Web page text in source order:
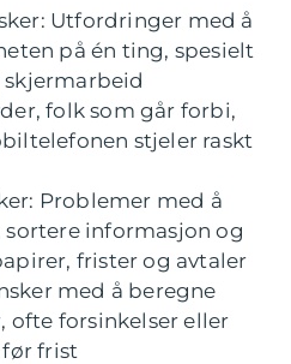
Utfordringer med å
på én ting, spesielt
folk som går forbi,
stjeler raskt
Problemer med å
informasjon og
frister og avtaler
med å beregne
ofte forsinkelser eller
frist